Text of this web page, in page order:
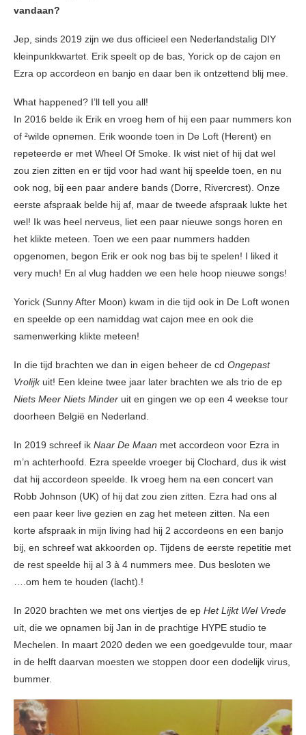
vandaan?
Jep, sinds 2019 zijn we dus officieel een Nederlandstalig DIY
kleinpunkkwartet. Erik speelt op de bas, Yorick op de cajon en
Ezra op accordeon en banjo en daar ben ik ontzettend blij mee.
What happened? I’ll tell you all!
In 2016 belde ik Erik en vroeg hem of hij een paar nummers kon
of ²wilde opnemen. Erik woonde toen in De Loft (Herent) en
repeteerde er met Wheel Of Smoke. Ik wist niet of hij dat wel
zou zien zitten en er tijd voor had want hij speelde toen, en nu
ook nog, bij een paar andere bands (Dorre, Rivercrest). Onze
eerste afspraak belde hij af, maar de tweede afspraak lukte het
wel! Ik was heel nerveus, liet een paar nieuwe songs horen en
het klikte meteen. Toen we een paar nummers hadden
opgenomen, begon Erik er ook nog bas bij te spelen! I liked it
very much! En al vlug hadden we een hele hoop nieuwe songs!
Yorick (Sunny After Moon) kwam in die tijd ook in De Loft wonen
en speelde op een namiddag wat cajon mee en ook die
samenwerking klikte meteen!
In die tijd brachten we dan in eigen beheer de cd Ongepast
Vrolijkuit! Een kleine twee jaar later brachten we als trio de ep
Niets Meer Niets Minder uit en gingen we op een 4 weekse tour
doorheen België en Nederland.
In 2019 schreef ik Naar De Maan met accordeon voor Ezra in
m’n achterhoofd. Ezra speelde vroeger bij Clochard, dus ik wist
dat hij accordeon speelde. Ik vroeg hem na een concert van
Robb Johnson (UK) of hij dat zou zien zitten. Ezra had ons al
een paar keer live gezien en zag het meteen zitten. Na een
korte afspraak in mijn living had hij 2 accordeons en een banjo
bij, en schreef wat akkoorden op. Tijdens de eerste repetitie met
de rest speelde hij al 3 à 4 nummers mee. Dus besloten we
….om hem te houden (lacht).!
In 2020 brachten we met ons viertjes de ep Het Lijkt Wel Vrede
uit, die we opnamen bij Jan in de prachtige HYPE studio te
Mechelen. In maart 2020 deden we een goedgevulde tour, maar
in de helft daarvan moesten we stoppen door een dodelijk virus,
bummer.